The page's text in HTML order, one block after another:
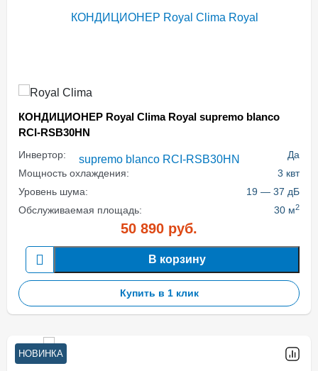
КОНДИЦИОНЕР Royal Clima Royal supremo blanco
RCI-RSB30HN
Инвертор:
Да
Мощность охлаждения:
3 квт
Уровень шума:
19 — 37 дБ
Обслуживаемая площадь:
30 м2
50 890 руб.
В корзину
Купить в 1 клик
НОВИНКА